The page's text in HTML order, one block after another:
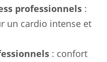
professionnels :
un cardio intense et
: confort